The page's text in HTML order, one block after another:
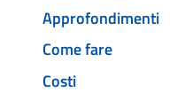
Approfondimenti
Come fare
Costi